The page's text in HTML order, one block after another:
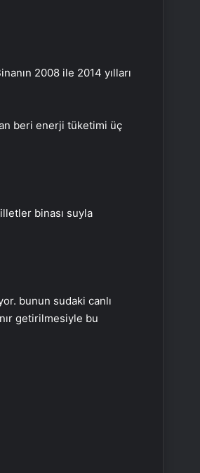
2008 ile 2014 yılları
beri enerji tüketimi üç
binası suyla
bunun sudaki canlı
getirilmesiyle bu